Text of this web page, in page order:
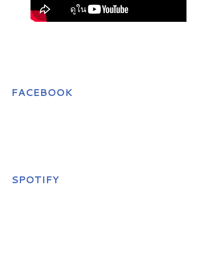
FACEBOOK
SPOTIFY